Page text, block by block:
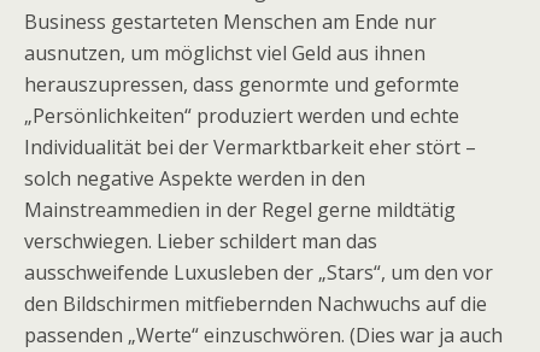
Business gestarteten Menschen am Ende nur
ausnutzen, um möglichst viel Geld aus ihnen
herauszupressen, dass genormte und geformte
„Persönlichkeiten“ produziert werden und echte
Individualität bei der Vermarktbarkeit eher stört –
solch negative Aspekte werden in den
Mainstreammedien in der Regel gerne mildtätig
verschwiegen. Lieber schildert man das
ausschweifende Luxusleben der „Stars“, um den vor
den Bildschirmen mitfiebernden Nachwuchs auf die
passenden „Werte“ einzuschwören. (Dies war ja auch